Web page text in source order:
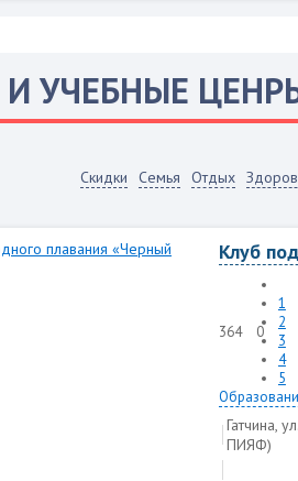
И УЧЕБНЫЕ
Скидки Семья Отдых
Клуб
364 0
1
2
3
4
5
Гатчина,
ПИЯФ)